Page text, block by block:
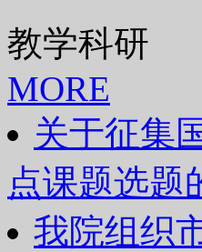
教学科研
MORE
关于征集
点课题选题
我院组织